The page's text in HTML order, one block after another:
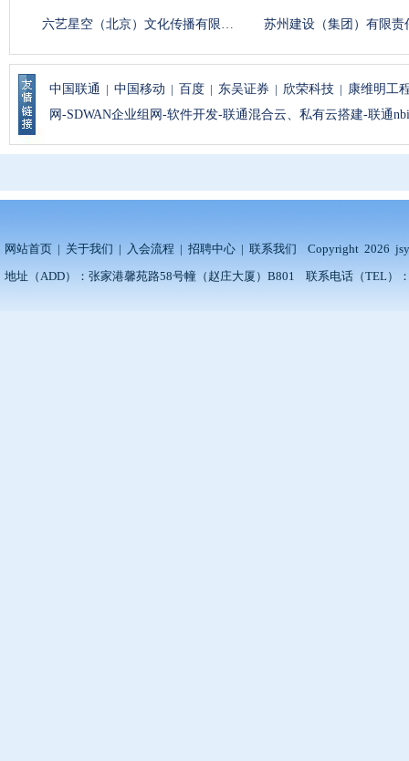
六艺星空（北京）文化传播有限… 苏州建设（集团）有限责任公
中国联通 | 中国移动 | 百度 | 东吴证券 | 欣荣科技 | 康维明工
网-SDWAN企业组网-软件开发-联通混合云、私有云搭建-联通
网站首页 | 关于我们 | 入会流程 | 招聘中心 | 联系我们 Copyright 2026
地址（ADD）：张家港馨苑路58号幢（赵庄大厦）B801 联系电话（TEL）